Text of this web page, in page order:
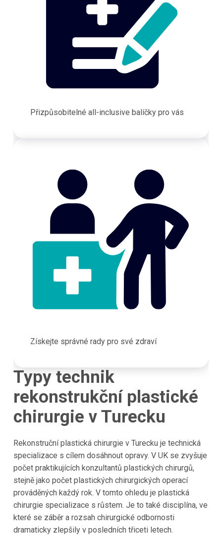
Přizpůsobitelné all-inclusive balíčky pro vás
Získejte správné rady pro své zdraví
Typy technik
rekonstrukční plastické
chirurgie v Turecku
Rekonstruční plastická chirurgie v Turecku je technická
specializace s cílem dosáhnout opravy. V UK se zvyšuje
počet praktikujících konzultantů plastických chirurgů,
stejně jako počet plastických chirurgických operací
prováděných každý rok. V tomto ohledu je plastická
chirurgie specializace s růstem. Je to také disciplína, ve
které se záběr a rozsah chirurgické odbornosti
dramaticky zlepšily v posledních třiceti letech.